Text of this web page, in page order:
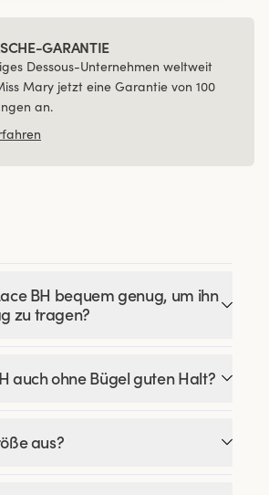
GARANTIE
Dessous-Unternehmen weltweit
Mary jetzt eine Garantie von 100
an.
BH bequem genug, um ihn
zu tragen?
auch ohne Bügel guten Halt?
aus?